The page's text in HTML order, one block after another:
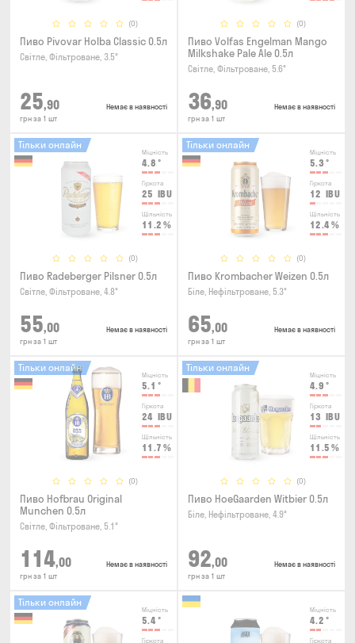
(0)
Пиво Pivovar Holba Classic 0.5л
Світле, Фільтроване, 3.5°
25,90
грн за 1 шт
Немає в наявності
(0)
Пиво Volfas Engelman Mango
Milkshake Pale Ale 0.5л
Світле, Фільтроване, 5.6°
36,90
грн за 1 шт
Немає в наявності
Міцність
4.8 °
Гіркота
25 IBU
Щільність
11.2 %
(0)
Тільки онлайн
Пиво Radeberger Pilsner 0.5л
Світле, Фільтроване, 4.8°
55,00
грн за 1 шт
Немає в наявності
Міцність
5.3 °
Гіркота
12 IBU
Щільність
12.4 %
(0)
Тільки онлайн
Пиво Krombacher Weizen 0.5л
Біле, Нефільтроване, 5.3°
65,00
грн за 1 шт
Немає в наявності
Міцність
5.1 °
Гіркота
24 IBU
Щільність
11.7 %
(0)
Тільки онлайн
Пиво Hofbrau Original
Munchen 0.5л
Світле, Фільтроване, 5.1°
114,00
грн за 1 шт
Немає в наявності
Міцність
4.9 °
Гіркота
13 IBU
Щільність
11.5 %
(0)
Тільки онлайн
Пиво HoeGaarden Witbier 0.5л
Біле, Нефільтроване, 4.9°
92,00
грн за 1 шт
Немає в наявності
Міцність
5.4 °
Гіркота
Тільки онлайн
Міцність
4.2 °
Гіркота